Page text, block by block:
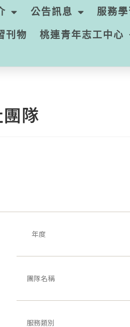
公告訊息 服務
刊物
桃連青年志工中心
隊
年度
團隊名稱
服務類別